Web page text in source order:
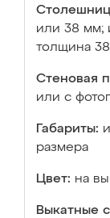
или 38 мм;
толщина
Стеновая
или с
Габариты:
размера
Цвет: на
Выкатные